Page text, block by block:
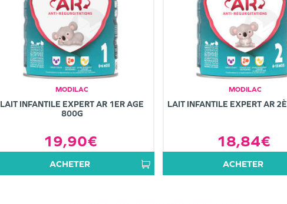
MODILAC
LAIT INFANTILE EXPERT AR 1ER AGE
800G
19,90€
ACHETER
MODILAC
LAIT INFANTILE EXPERT AR
18,84€
ACHETER